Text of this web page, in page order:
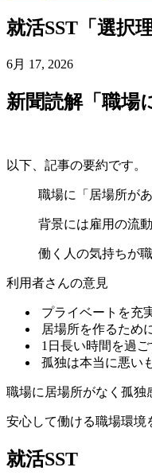
就活SST「選択
6月 17, 2026
新聞読解「職場
以下、記事の要約です。
職場に「居場所が
背景には雇用の流
働く人の気持ちが
利用者さんの意見
プライベートを充
居場所を作るため
1日長い時間を過
孤独は本当に悪い
職場に居場所がなく孤独
安心して働ける職場環境
就活SST